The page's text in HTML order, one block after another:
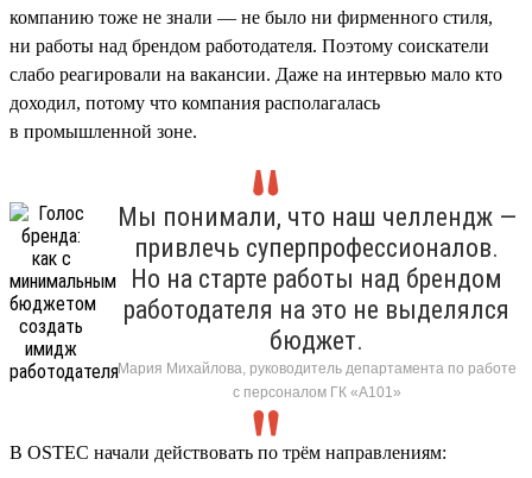
компанию тоже не знали — не было ни фирменного стиля,
ни работы над брендом работодателя. Поэтому соискатели
слабо реагировали на вакансии. Даже на интервью мало кто
доходил, потому что компания располагалась
в промышленной зоне.
Мы понимали, что наш челлендж —
привлечь суперпрофессионалов.
Но на старте работы над брендом
работодателя на это не выделялся
бюджет.
Мария Михайлова, руководитель департамента по работе
с персоналом ГК «А101»
В OSTEC начали действовать по трём направлениям: